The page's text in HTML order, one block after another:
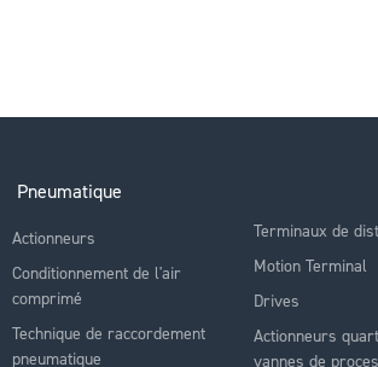
Pneumatique
Actionneurs
Conditionnement de l'air
comprimé
Technique de raccordement
pneumatique
Terminaux de
Motion Terminal
Drives
Actionneurs
vannes de